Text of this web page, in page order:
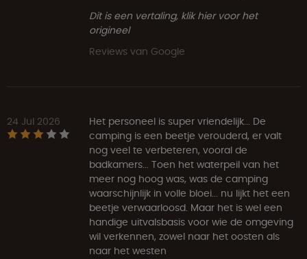
Dit is een vertaling, klik hier voor het
origineel
Reviews van Google
24 Jul 2026
Het personeel is super vriendelijk... De
camping is een beetje verouderd, er valt
nog veel te verbeteren, vooral de
badkamers... Toen het waterpeil van het
meer nog hoog was, was de camping
waarschijnlijk in volle bloei... nu lijkt het een
beetje verwaarloosd. Maar het is wel een
handige uitvalsbasis voor wie de omgeving
wil verkennen, zowel naar het oosten als
naar het westen